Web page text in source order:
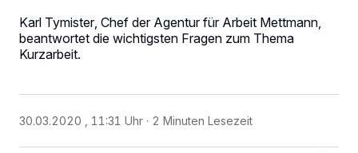
Karl Tymister, Chef der Agentur für Arbeit Mettmann,
beantwortet die wichtigsten Fragen zum Thema
Kurzarbeit.
30.03.2020 , 11:31 Uhr 2 Minuten Lesezeit
personenbezogene Daten wie Browserdaten oder eindeutige